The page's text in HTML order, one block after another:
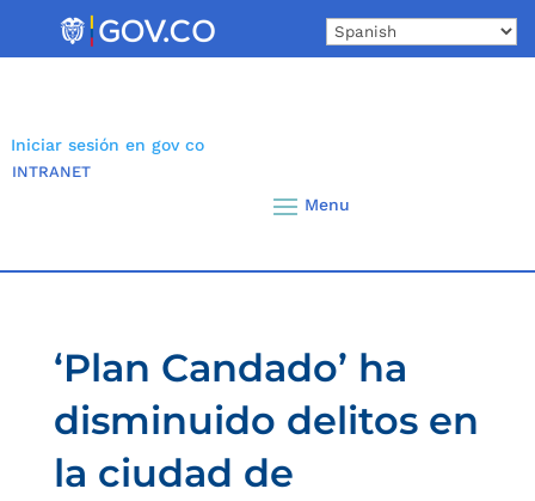
Iniciar sesión en gov co
INTRANET
‘Plan Candado’ ha
disminuido delitos en
la ciudad de